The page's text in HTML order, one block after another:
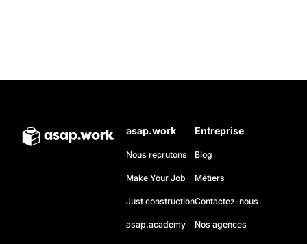
asap.work
Nous recrutons
Make Your Job
Just construction
asap.academy
Entreprise
Blog
Métiers
Contactez-nous
Nos agences